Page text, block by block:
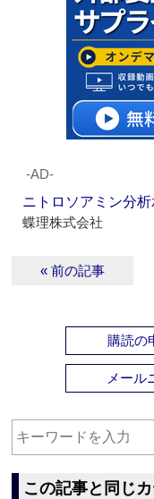
‐AD‐
ニトロソアミン分
蝶理株式会社
« 前の記事
購読の
メール
この記事と同じ